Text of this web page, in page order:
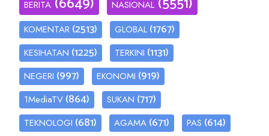
BERITA NASIONAL
KOMENTAR (2513) GLOBAL (1767)
KESIHATAN (1225) TERKINI (1131)
NEGERI (997) EKONOMI (919)
1MediaTV (864) SUKAN (717)
TEKNOLOGI (681) AGAMA (671) PAS (614)